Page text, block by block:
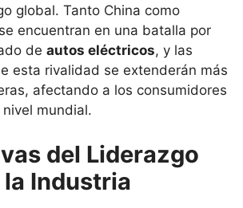
global. Tanto China como
encuentran en una batalla por
de autos eléctricos, y las
esta rivalidad se extenderán más
afectando a los consumidores
mundial.
del Liderazgo
la Industria